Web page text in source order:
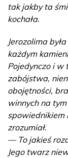
tak jakby ta
kochała.
Jerozolima
każdym
Pojedynczo i w
zabójstwa,
obojętności,
winnych na
spowiednikiem
zrozumiał.
— To jakieś
Jego twarz